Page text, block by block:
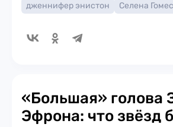
дженнифер энистон
Селена Гомес
«Большая» голова
Эфрона: что звёзд